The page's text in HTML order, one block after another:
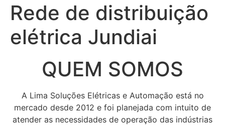
Rede de distribuição
elétrica Jundiai
QUEM SOMOS
A Lima Soluções Elétricas e Automação está no
mercado desde 2012 e foi planejada com intuito de
atender as necessidades de operação das indústrias